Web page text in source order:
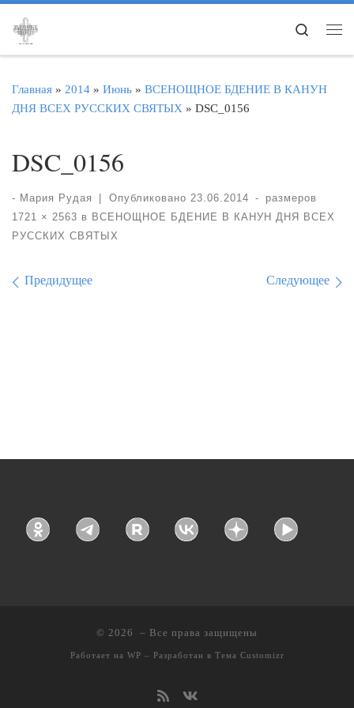
Перейти к содержимому
Search
Главная » 2014 » Июнь » ВСЕНОЩНОЕ БДЕНИЕ В КАНУН
ДНЯ ВСЕХ РУССКИХ СВЯТЫХ » DSC_0156
DSC_0156
- Мария Рудая Опубликовано 23.06.2014 -
размеров
1721 × 2563 в ВСЕНОЩНОЕ БДЕНИЕ В КАНУН ДНЯ ВСЕХ
РУССКИХ СВЯТЫХ
Навигация по
Предидущее Следующее
© 2026 – Все права защищены
Работает на WP – Разработан в Тема Customizr